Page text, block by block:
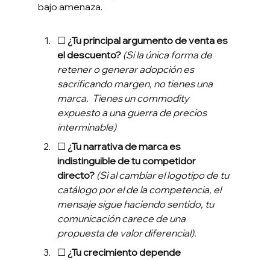
bajo amenaza.
☐ ¿Tu principal argumento de venta es
el descuento? (Si la única forma de
retener o generar adopción es
sacrificando margen, no tienes una
marca.  Tienes un commodity
expuesto a una guerra de precios
interminable)
☐ ¿Tu narrativa de marca es
indistinguible de tu competidor
directo? (Si al cambiar el logotipo de tu
catálogo por el de la competencia, el
mensaje sigue haciendo sentido, tu
comunicación carece de una
propuesta de valor diferencial).
☐ ¿Tu crecimiento depende